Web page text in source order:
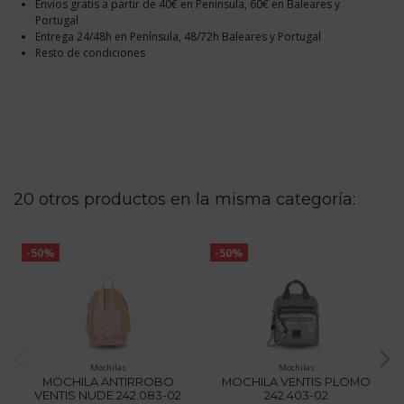
Envíos gratis a partir de 40€ en Península, 60€ en Baleares y
Portugal
Entrega 24/48h en Península, 48/72h Baleares y Portugal
Resto de condiciones
20 otros productos en la misma categoría:
-50%
Mochilas
MOCHILA ANTIRROBO
VENTIS NUDE 242.083-02
-50%
Mochilas
MOCHILA VENTIS PLOMO
242.403-02